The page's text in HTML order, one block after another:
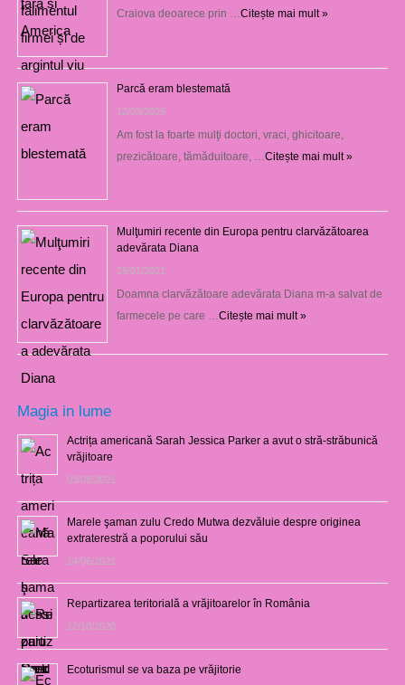
Craiova deoarece prin … Citește mai mult »
Parcă eram blestemată
12/03/2025
Am fost la foarte mulţi doctori, vraci, ghicitoare,
prezicătoare, tămăduitoare, … Citește mai mult »
Mulţumiri recente din Europa pentru clarvăzătoarea
adevărata Diana
29/01/2021
Doamna clarvăzătoare adevărata Diana m-a salvat de
farmecele pe care … Citește mai mult »
Magia in lume
Actrița americană Sarah Jessica Parker a avut o stră-străbunică
vrăjitoare
03/08/2021
Marele şaman zulu Credo Mutwa dezvăluie despre originea
extraterestră a poporului său
14/06/2021
Repartizarea teritorială a vrăjitoarelor în România
12/10/2020
Ecoturismul se va baza pe vrăjitorie